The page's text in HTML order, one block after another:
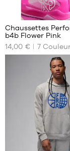
NOS
TAILLES
DISPONIBLES
27
Chaussettes
b4b Flower Pink
14,00 €
7
3